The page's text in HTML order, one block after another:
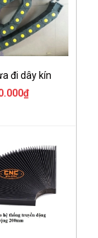
đi dây kín